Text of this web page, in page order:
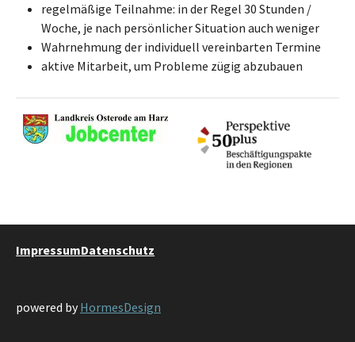
regelmäßige Teilnahme: in der Regel 30 Stunden /
Woche, je nach persönlicher Situation auch weniger
Wahrnehmung der individuell vereinbarten Termine
aktive Mitarbeit, um Probleme zügig abzubauen
ImpressumDatenschutz
powered byHormesDesign